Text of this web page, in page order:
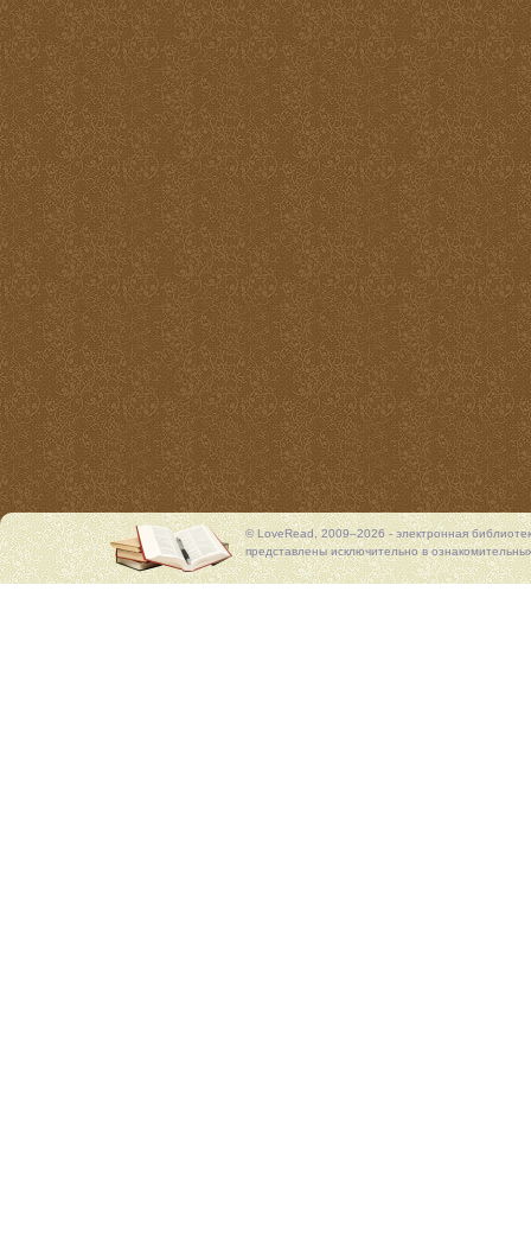
© LoveRead, 2009–2026 - электронная
представлены исключительно в